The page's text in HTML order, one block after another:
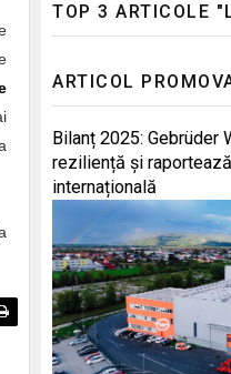
TOP 3 ARTICOLE
ARTICOL
Bilanț 2025:
reziliență și
internațională